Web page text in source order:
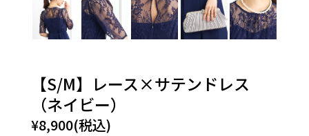
【S/M】レース×サテンドレス
（ネイビー）
¥8,900(税込)